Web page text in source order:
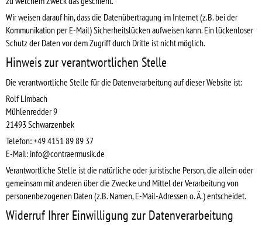
Wir weisen darauf hin, dass die Datenübertragung im Internet (z.B. bei der
Kommunikation per E-Mail) Sicherheitslücken aufweisen kann. Ein lückenloser
Schutz der Daten vor dem Zugriff durch Dritte ist nicht möglich.
Hinweis zur verantwortlichen Stelle
Die verantwortliche Stelle für die Datenverarbeitung auf dieser Website ist:
Rolf Limbach
Mühlenredder 9
21493 Schwarzenbek
Telefon: +49 4151 89 89 37
E-Mail: info@contraermusik.de
Verantwortliche Stelle ist die natürliche oder juristische Person, die allein oder
gemeinsam mit anderen über die Zwecke und Mittel der Verarbeitung von
personenbezogenen Daten (z.B. Namen, E-Mail-Adressen o. Ä.) entscheidet.
Widerruf Ihrer Einwilligung zur Datenverarbeitung